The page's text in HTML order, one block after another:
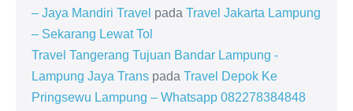
– Jaya Mandiri Travel pada Travel Jakarta Lampung
– Sekarang Lewat Tol
Travel Tangerang Tujuan Bandar Lampung -
Lampung Jaya Trans pada Travel Depok Ke
Pringsewu Lampung – Whatsapp 082278384848